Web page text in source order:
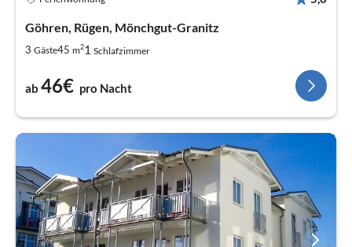
Göhren, Rügen, Mönchgut-Granitz
3 Gäste45 m21 Schlafzimmer
ab 46€ pro Nacht